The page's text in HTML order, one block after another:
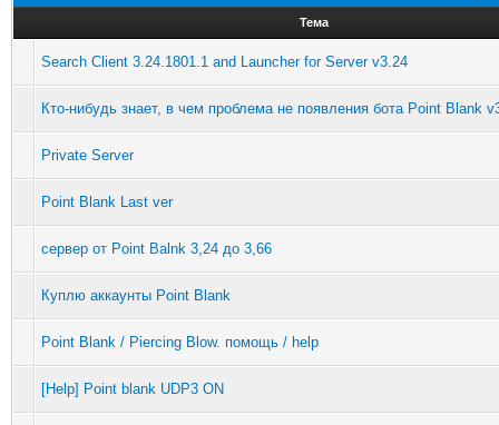
Тема
Search Client 3.24.1801.1 and Launcher for Server v3.24
Кто-нибудь знает, в чем проблема не появления бота Point Blank
Private Server
Point Blank Last ver
сервер от Point Balnk 3,24 до 3,66
Куплю аккаунты Point Blank
Point Blank / Piercing Blow. помощь / help
[Help] Point blank UDP3 ON